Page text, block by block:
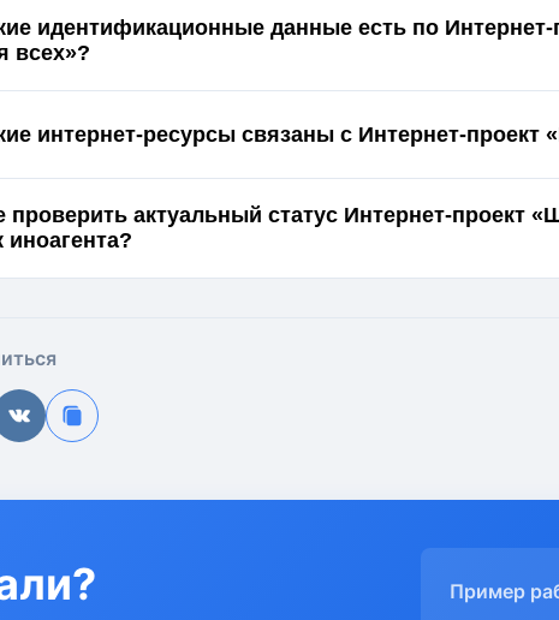
идентификационные данные есть по
всех»?
интернет-ресурсы связаны с Интернет-проект
проверить актуальный статус Интернет-проект
иноагента?
Пример